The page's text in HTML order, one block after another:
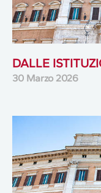
DALLE
30 Marzo 2026